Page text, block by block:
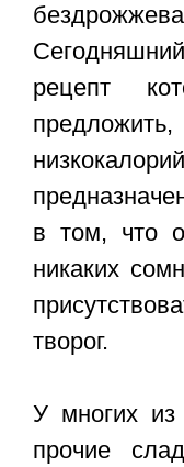
рецепт
в том, что
никаких
творог.
У многих
прочие